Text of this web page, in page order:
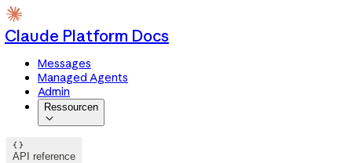
Claude Platform Docs
Messages
Managed Agents
Admin
Ressourcen


API reference